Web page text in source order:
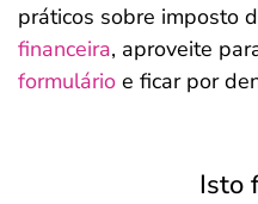
práticos sobre imposto
financeira, aproveite
formulário e ficar por
Isto